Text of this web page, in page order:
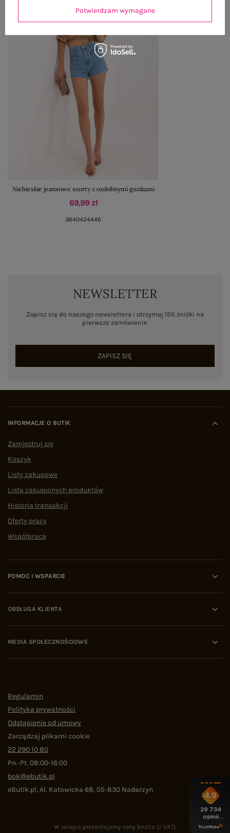
Niebieskie jeansowe szorty z ozdobnymi guzikami
69,99 zł
3640424446
NEWSLETTER
Zapisz się do naszego newslettera i otrzymaj 15% zniżki na
pierwsze zamówienie
ZAPISZ SIĘ
INFORMACJE O BUTIK
Zarejestruj się
Koszyk
Listy zakupowe
Lista zakupionych produktów
Historia transakcji
Oferty pracy
Współpraca
POMOC I WSPARCIE
OBSŁUGA KLIENTA
MEDIA SPOŁECZNOŚCIOWE
Regulamin
Polityka prywatności
Odstąpienie od umowy
Zarządzaj plikami cookie
22 290 10 80
Pn.-Pt. 08:00-16:00
bok@ebutik.pl
eButik.pl,Al. Katowicka 68,05-830 Nadarzyn
W sklepie prezentujemy ceny brutto (z VAT).
4.9
29 734
opinii
z całego
Potwierdzam wymagane